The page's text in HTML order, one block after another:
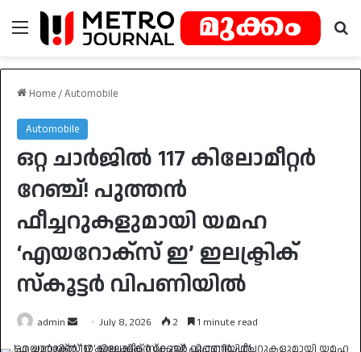
Menu
Home /Automobile
Automobile
ഒറ്റ ചാർജിൽ 117 കിലോമീറ്റർ
റേഞ്ച്! പുത്തൻ
ഫീച്ചറുകളുമായി യമഹ
‘എയറോക്‌സ് ഇ’ ഇലക്ട്രിക്
സ്കൂട്ടർ വിപണിയിൽ
admin
Send
an
July 8, 2026 2 1 minute read